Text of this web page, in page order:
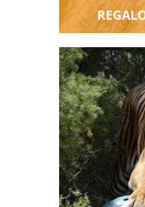
El apoyo "en
productos o
nos es de
alguno?